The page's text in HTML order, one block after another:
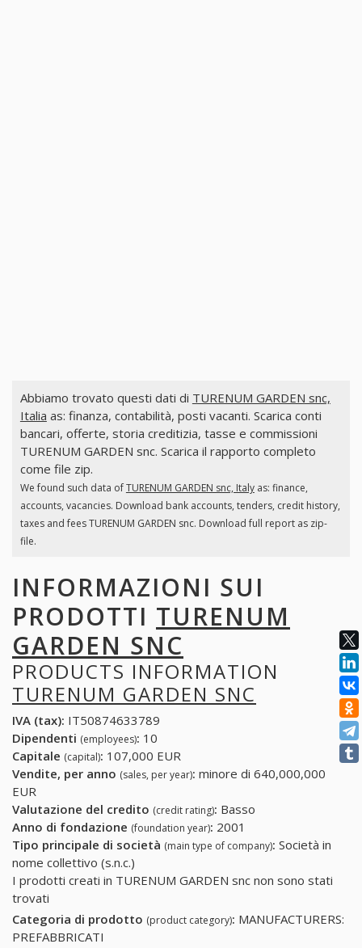
Abbiamo trovato questi dati di TURENUM GARDEN snc,
Italia as: finanza, contabilità, posti vacanti. Scarica conti
bancari, offerte, storia creditizia, tasse e commissioni
TURENUM GARDEN snc. Scarica il rapporto completo
come file zip.
We found such data ofTURENUM GARDEN snc, Italyas: finance,
accounts, vacancies. Download bank accounts, tenders, credit history,
taxes and fees TURENUM GARDEN snc. Download full report as zip-
file.
INFORMAZIONI SUI
PRODOTTI TURENUM
GARDEN SNC
PRODUCTS INFORMATION
TURENUM GARDEN SNC
IVA (tax): IT50874633789
Dipendenti (employees): 10
Capitale (capital): 107,000 EUR
Vendite, per anno (sales, per year): minore di 640,000,000
EUR
Valutazione del credito (credit rating): Basso
Anno di fondazione (foundation year): 2001
Tipo principale di società (main type of company): Società in
nome collettivo (s.n.c.)
I prodotti creati in TURENUM GARDEN snc non sono stati
trovati
Categoria di prodotto (product category): MANUFACTURERS:
PREFABBRICATI